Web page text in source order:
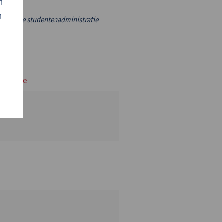
aan de studentenadministratie